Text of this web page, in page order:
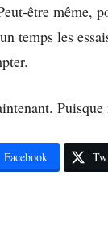
être même,
temps les
Facebook